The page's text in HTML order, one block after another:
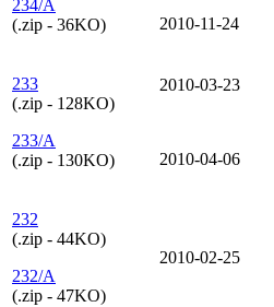
234/A
(.zip - 36KO)
2010-11-24
233
(.zip - 128KO)
233/A
(.zip - 130KO)
2010-03-23
2010-04-06
232
(.zip - 44KO)
232/A
(.zip - 47KO)
2010-02-25